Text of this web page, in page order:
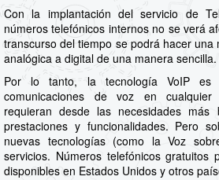
Con la implantación del servicio de
números telefónicos internos no se verá
transcurso del tiempo se podrá hacer
analógica a digital de una manera sencilla.
Por lo tanto, la tecnología VoIP es
comunicaciones de voz en
requieran desde las necesidades
prestaciones y funcionalidades. Pero
nuevas tecnologías (como la Voz
servicios. Números telefónicos gratuitos
disponibles en Estados Unidos y otros